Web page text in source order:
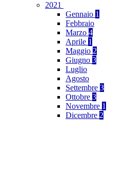
2021
Gennaio 1
Febbraio
Marzo 4
Aprile 1
Maggio 2
Giugno 3
Luglio
Agosto
Settembre 3
Ottobre 3
Novembre 1
Dicembre 2